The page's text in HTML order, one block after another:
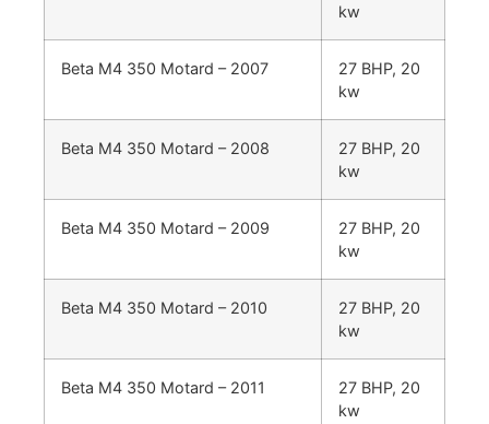
kw
Beta M4 350 Motard – 2007
27 BHP, 20
kw
Beta M4 350 Motard – 2008
27 BHP, 20
kw
Beta M4 350 Motard – 2009
27 BHP, 20
kw
Beta M4 350 Motard – 2010
27 BHP, 20
kw
Beta M4 350 Motard – 2011
27 BHP, 20
kw